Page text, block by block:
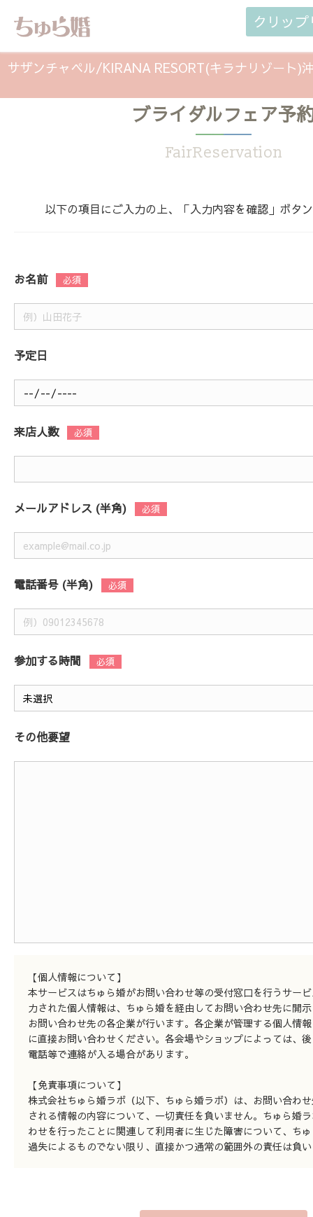
クリッ
サザンチャペル/KIRANA RESORT(キラナリゾート)
会】 リゾートウェディングの魅力をご提案（
ブライダルフェア予
FairReservation
以下の項目にご入力の上、「入力内容を確認」ボタ
お名前
予定日
来店人数
メールアドレス (半角)
電話番号 (半角)
参加する時間
その他要望
【個人情報について】
本サービスはちゅら婚がお問い合わせ等の受付窓口を行うサー
力された個人情報は、ちゅら婚を経由してお問い合わせ先に開
お問い合わせ先の各企業が行います。各企業が管理する個人情
に直接お問い合わせください。各会場やショップによっては、
電話等で連絡が入る場合があります。
【免責事項について】
株式会社ちゅら婚ラボ（以下、ちゅら婚ラボ）は、お問い合わ
される情報の内容について、一切責任を負いません。ちゅら婚
わせを行ったことに関連して利用者に生じた障害について、ち
過失によるものでない限り、直接かつ通常の範囲外の責任は負